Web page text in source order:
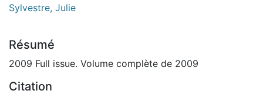
Sylvestre, Julie
Résumé
2009 Full issue. Volume complète de 2009
Citation